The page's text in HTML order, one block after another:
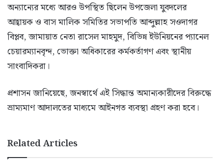
অন্যান্যের মধ্যে আরও উপস্থিত ছিলেন উপজেলা যুবদলের
আহ্বায়ক ও বাস মালিক সমিতির সভাপতি আব্দুল্লাহ সওদাগর
বিপ্লব, জামায়াত নেতা রাসেল মাহমুদ, বিভিন্ন ইউনিয়নের প্যানেল
চেয়ারম্যানবৃন্দ, ভোক্তা অধিকারের কর্মকর্তাগণ এবং স্থানীয়
সাংবাদিকরা।
প্রশাসন জানিয়েছে, জনস্বার্থে এই সিদ্ধান্ত অমান্যকারীদের বিরুদ্ধে
ভ্রাম্যমাণ আদালতের মাধ্যমে আইনগত ব্যবস্থা গ্রহণ করা হবে।
Related Articles